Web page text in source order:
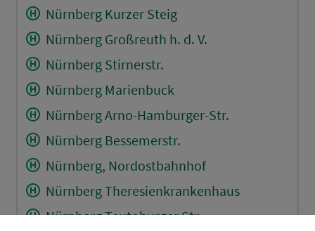
Nürnberg Kurzer Steig
Nürnberg Großreuth h. d. V.
Nürnberg Stirnerstr.
Nürnberg Marienbuck
Nürnberg Arno-Hamburger-Str.
Nürnberg Bessemerstr.
Nürnberg, Nordostbahnhof
Nürnberg Theresienkrankenhaus
Nürnberg Teutoburger Str.